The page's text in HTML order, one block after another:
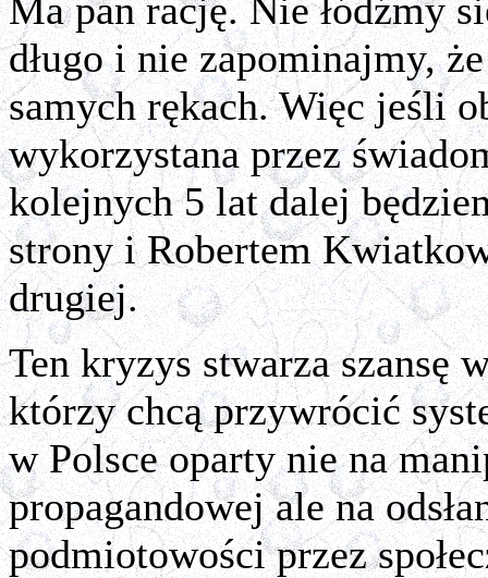
Ma pan rację. Nie łódźmy
długo i nie zapominajmy,
samych rękach. Więc jeśli
wykorzystana przez
kolejnych 5 lat dalej
strony i Robertem
drugiej.
Ten kryzys stwarza szansę
którzy chcą przywrócić
w Polsce oparty nie na
propagandowej ale na
podmiotowości przez